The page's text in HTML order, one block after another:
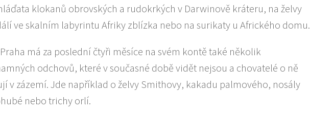
klokanů obrovských a rudokrkých v Darwinově kráteru, na želvy
ve skalním labyrintu Afriky zblízka nebo na surikaty u Afrického domu.
má za poslední čtyři měsíce na svém kontě také několik
odchovů, které v současné době vidět nejsou a chovatelé o ně
v zázemí. Jde například o želvy Smithovy, kakadu palmového, nosály
nebo trichy orlí.